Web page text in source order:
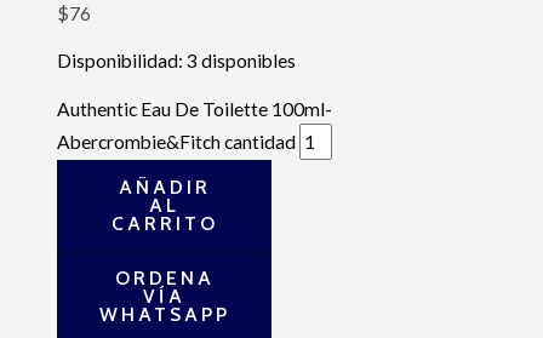
$76
Disponibilidad: 3 disponibles
Authentic Eau De Toilette 100ml-
Abercrombie&Fitch cantidad
AÑADIR
AL
CARRITO
ORDENA
VÍA
WHATSAPP